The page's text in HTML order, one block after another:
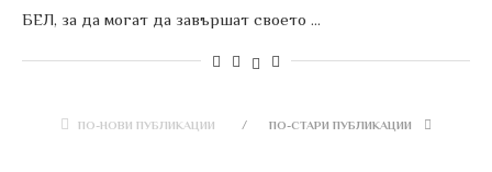
БЕЛ, за да могат да завършат своето …
ПО-НОВИ ПУБЛИКАЦИИ ПО-СТАРИ ПУБЛИКАЦИИ